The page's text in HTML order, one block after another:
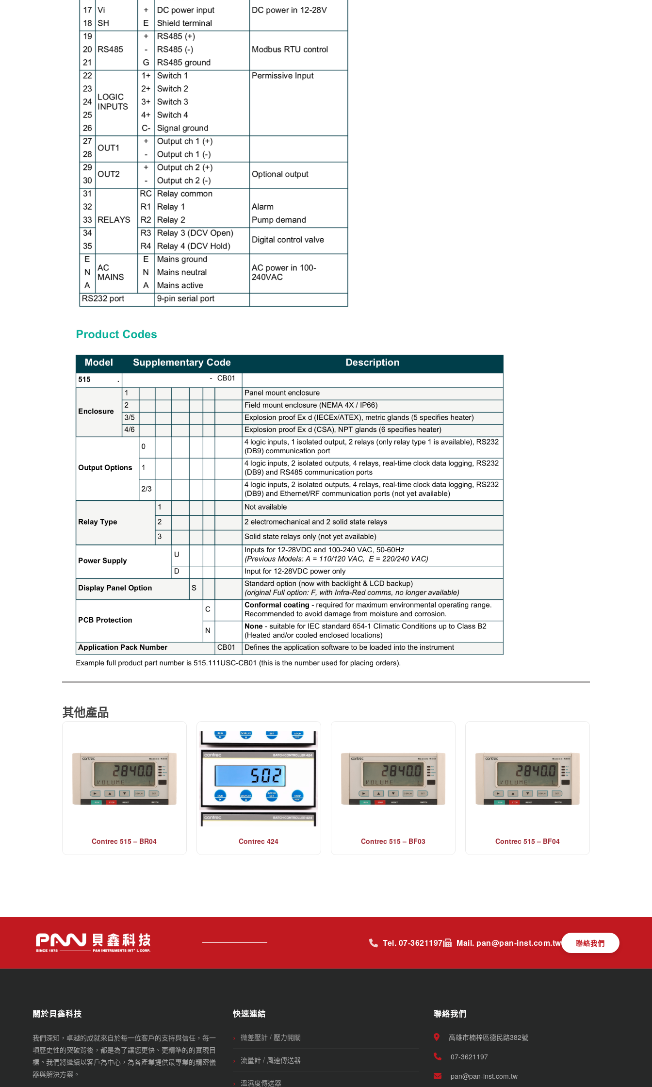
其他產品
Contrec 515 – BR04 Contrec 424 Contrec 515 – BF03 Contrec 515 – BF04
Tel. 07-3621197 Mail. pan@pan-inst.com.tw 聯絡我們
關於貝鑫科技
我們深知，卓越的成就來自於每一位客戶的支持與信任，每一
項歷史性的突破背後，都是為了讓您更快、更精準的的實現目
標。我們將繼續以客戶為中心，為各產業提供最專業的精密儀
器與解決方案。
快速連結
微差壓計 / 壓力開關
流量計 / 風速傳送器
溫濕度傳送器
聯絡我們
高雄市楠梓區德民路382號
07-3621197
pan@pan-inst.com.tw